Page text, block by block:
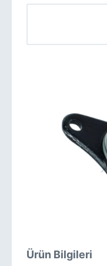
Ürün Bilgileri